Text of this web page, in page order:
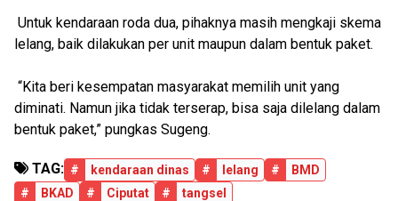
Untuk kendaraan roda dua, pihaknya masih mengkaji skema
lelang, baik dilakukan per unit maupun dalam bentuk paket.
“Kita beri kesempatan masyarakat memilih unit yang
diminati. Namun jika tidak terserap, bisa saja dilelang dalam
bentuk paket,” pungkas Sugeng.
TAG: # kendaraan dinas # lelang #
BMD
#
BKAD # Ciputat # tangsel